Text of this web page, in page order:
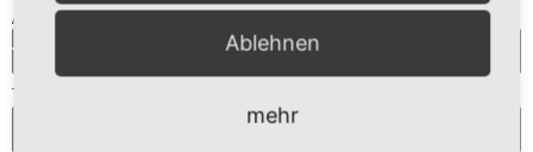
Art der Anfrage
Telefonnummer
Ablehnen
mehr